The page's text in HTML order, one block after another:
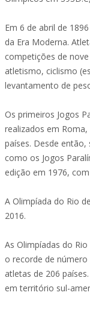
Em 6 de abril de
da Era Moderna.
competições de
atletismo, ciclismo
levantamento de
Os primeiros Jogos
realizados em
países. Desde
como os Jogos
edição em 1976,
A Olimpíada do Rio
2016.
As Olimpíadas do
o recorde de número
atletas de 206
em território sul-